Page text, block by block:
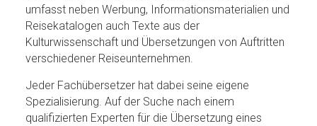
umfasst neben Werbung, Informationsmaterialien und
Reisekatalogen auch Texte aus der
Kulturwissenschaft und Übersetzungen von Auftritten
verschiedener Reiseunternehmen.
Jeder Fachübersetzer hat dabei seine eigene
Spezialisierung. Auf der Suche nach einem
qualifizierten Experten für die Übersetzung eines